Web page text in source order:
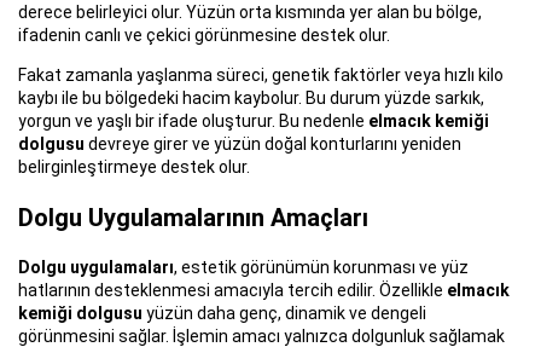
derece belirleyici olur. Yüzün orta kısmında yer alan bu bölge,
ifadenin canlı ve çekici görünmesine destek olur.
Fakat zamanla yaşlanma süreci, genetik faktörler veya hızlı kilo
kaybı ile bu bölgedeki hacim kaybolur. Bu durum yüzde sarkık,
yorgun ve yaşlı bir ifade oluşturur. Bu nedenle elmacık kemiği
dolgusu devreye girer ve yüzün doğal konturlarını yeniden
belirginleştirmeye destek olur.
Dolgu Uygulamalarının Amaçları
Dolgu uygulamaları, estetik görünümün korunması ve yüz
hatlarının desteklenmesi amacıyla tercih edilir. Özellikle elmacık
kemiği dolgusu yüzün daha genç, dinamik ve dengeli
görünmesini sağlar. İşlemin amacı yalnızca dolgunluk sağlamak